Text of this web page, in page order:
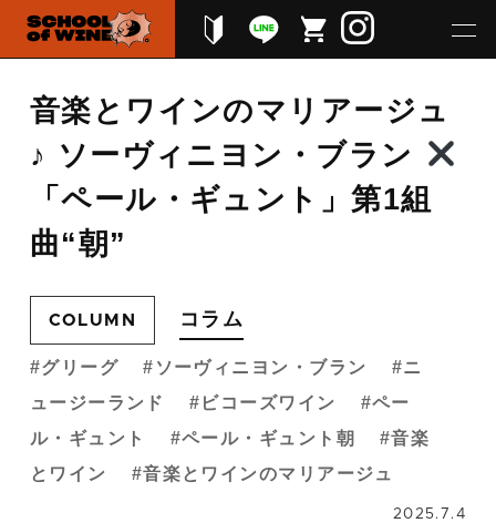
音楽とワインのマリアージュ
♪ ソーヴィニヨン・ブラン
「ペール・ギュント」第1組
曲“朝”
COLUMN コラム
グリーグ ソーヴィニヨン・ブラン
ニ
ュージーランド
ビコーズワイン
ペー
ル・ギュント
ペール・ギュント朝
音楽
とワイン
音楽とワインのマリアージュ
2025.7.4